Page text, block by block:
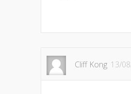
Cliff Kong 13/